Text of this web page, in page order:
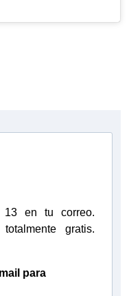
13 en tu correo.
gratis.
para